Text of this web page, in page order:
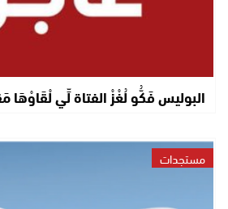
البوليس فَكُّو لُغْزْ الفتاة لِّي لْقَاوْهَا
مستجدات